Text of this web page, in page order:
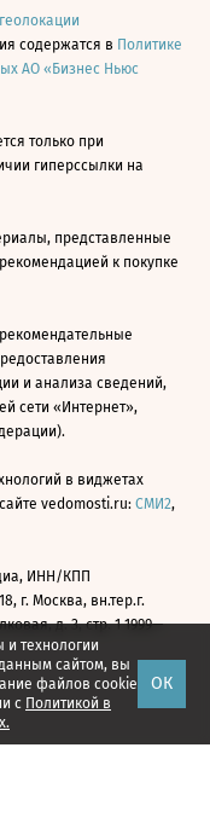
технологии
сайтом, вы
файлов cookie
с Политикой в
ОК
содержатся в Политике
АО «Бизнес Ньюс
только при
гиперссылки на
представленные
к покупке
и анализа сведений,
сети «Интернет»,
в виджетах
vedomosti.ru: СМИ2,
ИНН/КПП
г. Москва, вн.тер.г.
д. 3, стр. 1 1999—